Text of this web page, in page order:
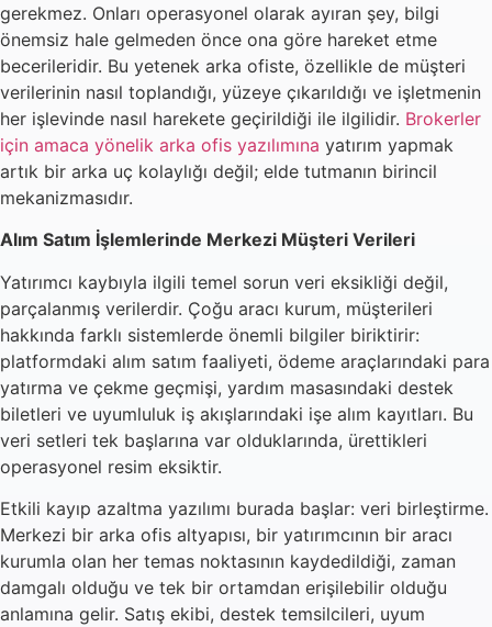
gerekmez. Onları operasyonel olarak ayıran şey, bilgi
önemsiz hale gelmeden önce ona göre hareket etme
becerileridir. Bu yetenek arka ofiste, özellikle de müşteri
verilerinin nasıl toplandığı, yüzeye çıkarıldığı ve işletmenin
her işlevinde nasıl harekete geçirildiği ile ilgilidir. Brokerler
için amaca yönelik arka ofis yazılımına yatırım yapmak
artık bir arka uç kolaylığı değil; elde tutmanın birincil
mekanizmasıdır.
Alım Satım İşlemlerinde Merkezi Müşteri Verileri
Yatırımcı kaybıyla ilgili temel sorun veri eksikliği değil,
parçalanmış verilerdir. Çoğu aracı kurum, müşterileri
hakkında farklı sistemlerde önemli bilgiler biriktirir:
platformdaki alım satım faaliyeti, ödeme araçlarındaki para
yatırma ve çekme geçmişi, yardım masasındaki destek
biletleri ve uyumluluk iş akışlarındaki işe alım kayıtları. Bu
veri setleri tek başlarına var olduklarında, ürettikleri
operasyonel resim eksiktir.
Etkili kayıp azaltma yazılımı burada başlar: veri birleştirme.
Merkezi bir arka ofis altyapısı, bir yatırımcının bir aracı
kurumla olan her temas noktasının kaydedildiği, zaman
damgalı olduğu ve tek bir ortamdan erişilebilir olduğu
anlamına gelir. Satış ekibi, destek temsilcileri, uyum